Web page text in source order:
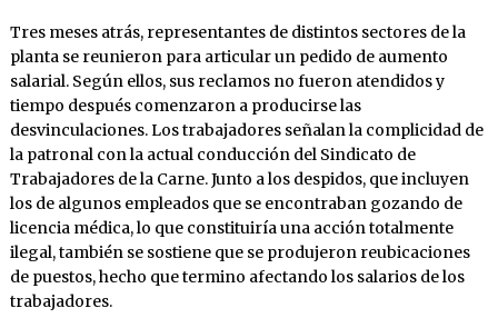
Tres meses atrás, representantes de distintos sectores de la
planta se reunieron para articular un pedido de aumento
salarial. Según ellos, sus reclamos no fueron atendidos y
tiempo después comenzaron a producirse las
desvinculaciones. Los trabajadores señalan la complicidad de
la patronal con la actual conducción del Sindicato de
Trabajadores de la Carne. Junto a los despidos, que incluyen
los de algunos empleados que se encontraban gozando de
licencia médica, lo que constituiría una acción totalmente
ilegal, también se sostiene que se produjeron reubicaciones
de puestos, hecho que termino afectando los salarios de los
trabajadores.